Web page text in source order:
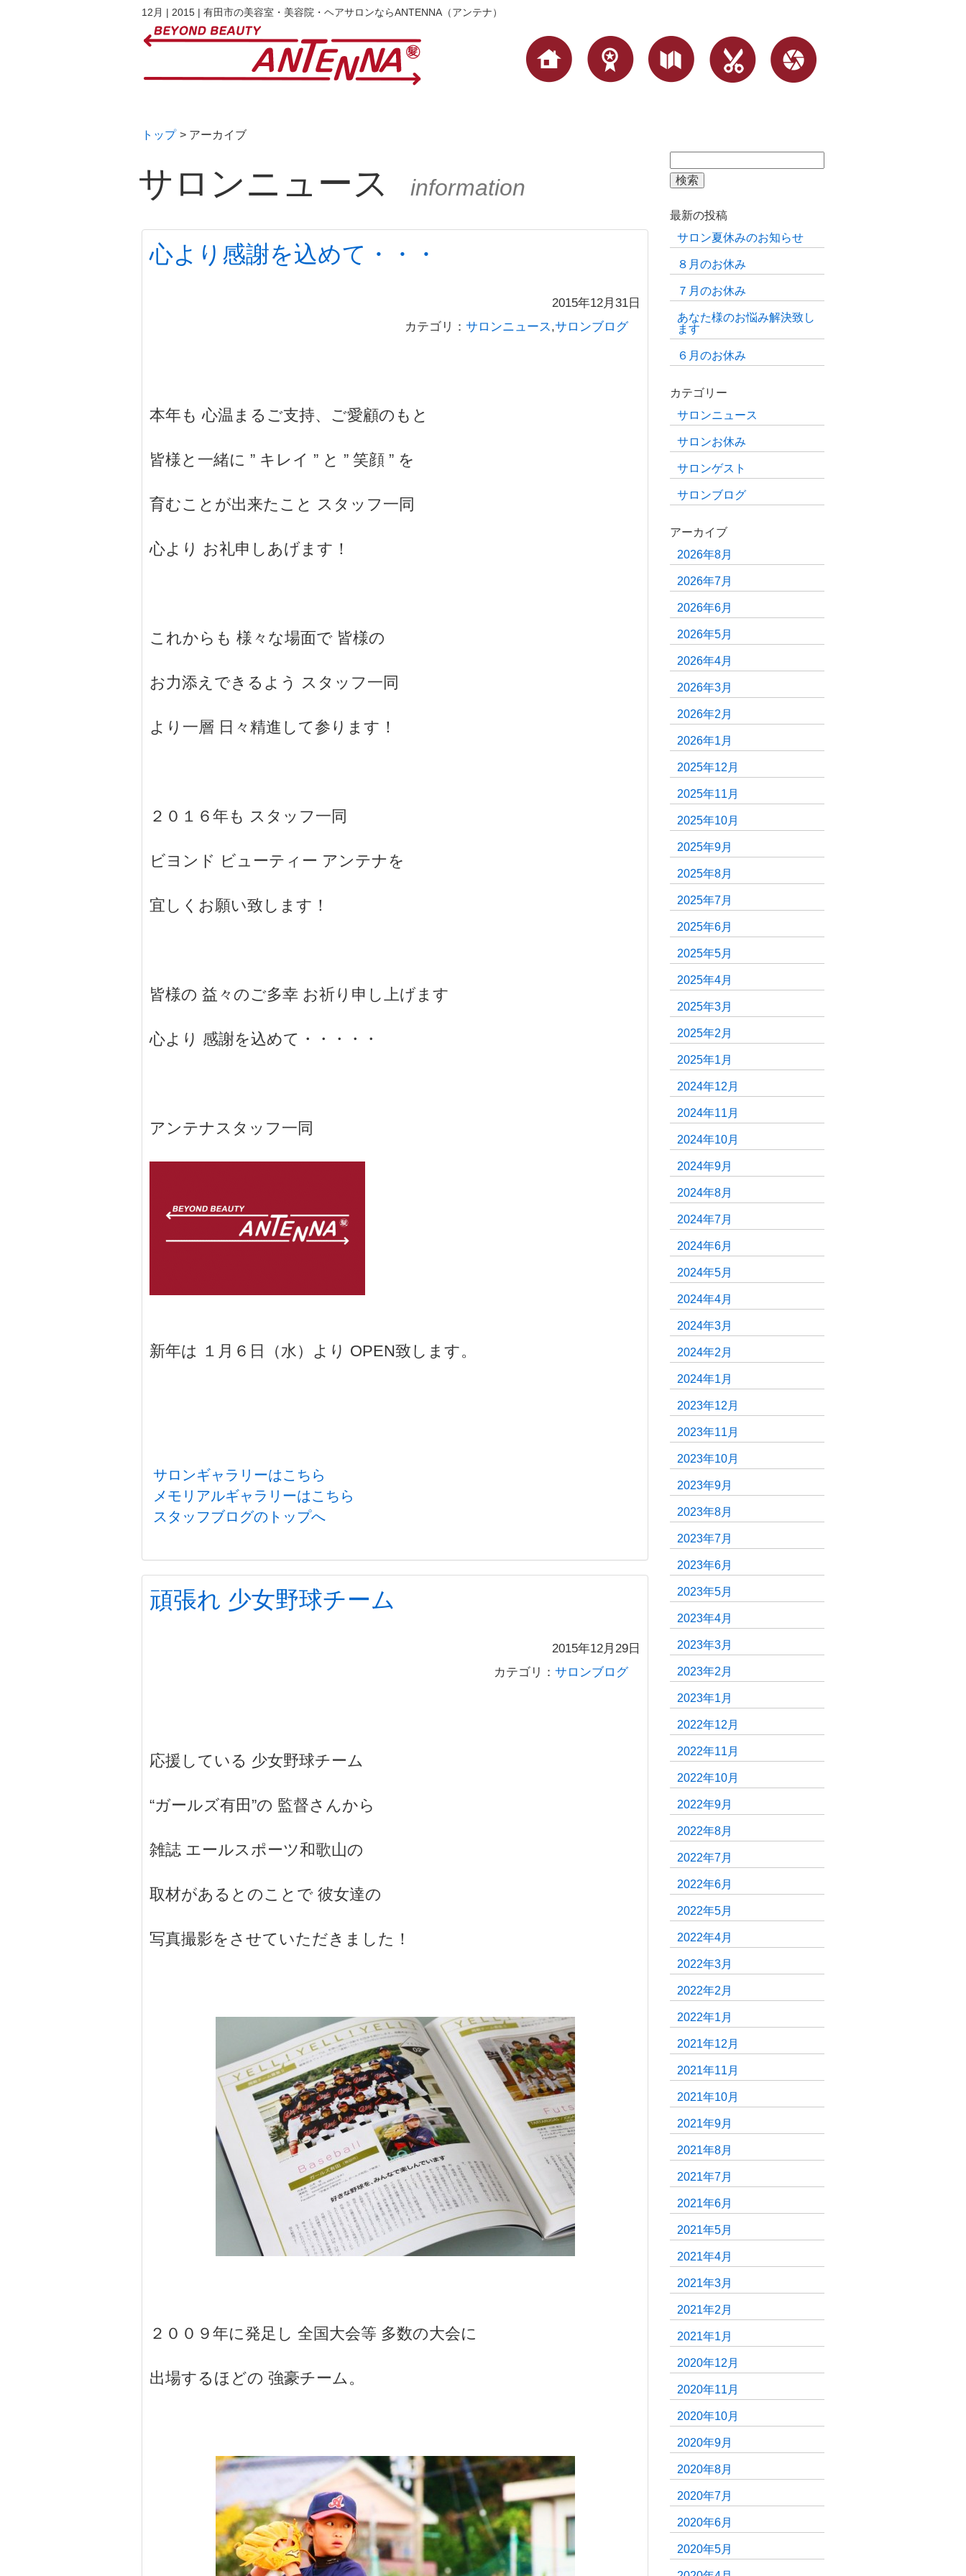
12月 | 2015 | 有田市の美容室・美容院・ヘアサロンならANTENNA（アンテナ）
トップ > アーカイブ
サロンニュース information
心より感謝を込めて・・・
2015年12月31日
カテゴリ： サロンニュース,サロンブログ
本年も 心温まるご支持、ご愛顧のもと
皆様と一緒に ” キレイ ” と ” 笑顔 ” を
育むことが出来たこと スタッフ一同
心より お礼申しあげます！
これからも 様々な場面で 皆様の
お力添えできるよう スタッフ一同
より一層 日々精進して参ります！
２０１６年も スタッフ一同
ビヨンド ビューティー アンテナを
宜しくお願い致します！
皆様の 益々のご多幸 お祈り申し上げます
心より 感謝を込めて・・・・・
アンテナスタッフ一同
新年は １月６日（水）より OPEN致します。
サロンギャラリーはこちら
メモリアルギャラリーはこちら
スタッフブログのトップへ
頑張れ 少女野球チーム
2015年12月29日
カテゴリ： サロンブログ
応援している 少女野球チーム
“ガールズ有田”の 監督さんから
雑誌 エールスポーツ和歌山の
取材があるとのことで 彼女達の
写真撮影をさせていただきました！
２００９年に発足し 全国大会等 多数の大会に
出場するほどの 強豪チーム。
検
索:
最新の投稿
サロン夏休みのお知らせ
８月のお休み
７月のお休み
あなた様のお悩み解決致し
ます
６月のお休み
カテゴリー
サロンニュース
サロンお休み
サロンゲスト
サロンブログ
アーカイブ
2026年8月
2026年7月
2026年6月
2026年5月
2026年4月
2026年3月
2026年2月
2026年1月
2025年12月
2025年11月
2025年10月
2025年9月
2025年8月
2025年7月
2025年6月
2025年5月
2025年4月
2025年3月
2025年2月
2025年1月
2024年12月
2024年11月
2024年10月
2024年9月
2024年8月
2024年7月
2024年6月
2024年5月
2024年4月
2024年3月
2024年2月
2024年1月
2023年12月
2023年11月
2023年10月
2023年9月
2023年8月
2023年7月
2023年6月
2023年5月
2023年4月
2023年3月
2023年2月
2023年1月
2022年12月
2022年11月
2022年10月
2022年9月
2022年8月
2022年7月
2022年6月
2022年5月
2022年4月
2022年3月
2022年2月
2022年1月
2021年12月
2021年11月
2021年10月
2021年9月
2021年8月
2021年7月
2021年6月
2021年5月
2021年4月
2021年3月
2021年2月
2021年1月
2020年12月
2020年11月
2020年10月
2020年9月
2020年8月
2020年7月
2020年6月
2020年5月